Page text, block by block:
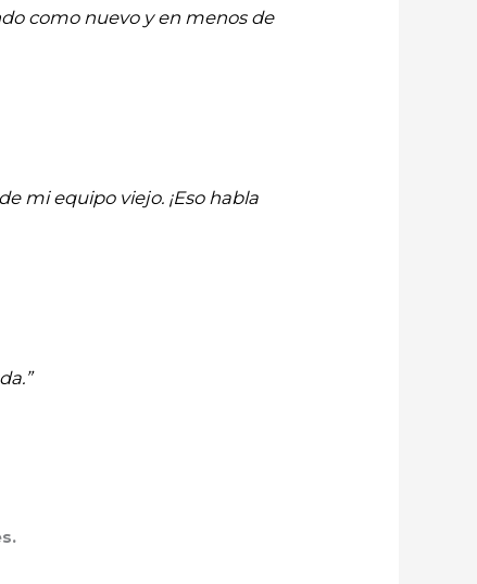
como nuevo y en menos de
mi equipo viejo. ¡Eso habla